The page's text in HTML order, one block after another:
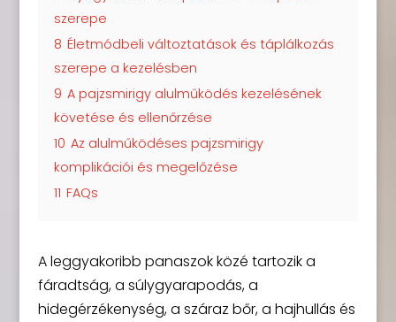
szerepe
8 Életmódbeli változtatások és táplálkozás
szerepe a kezelésben
9 A pajzsmirigy alulműködés kezelésének
követése és ellenőrzése
10 Az alulműködéses pajzsmirigy
komplikációi és megelőzése
11 FAQs
A leggyakoribb panaszok közé tartozik a
fáradtság, a súlygyarapodás, a
hidegérzékenység, a száraz bőr, a hajhullás és